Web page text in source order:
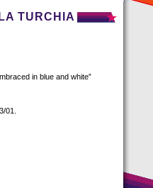
TURCHIA
in blue and white”
01.